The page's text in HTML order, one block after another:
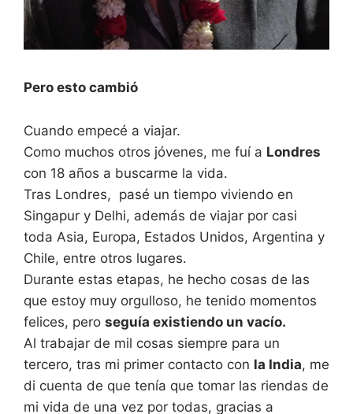
Pero esto cambió
Cuando empecé a viajar.
Como muchos otros jóvenes, me fuí a Londres
con 18 años a buscarme la vida.
Tras Londres, pasé un tiempo viviendo en
Singapur y Delhi, además de viajar por casi
toda Asia, Europa, Estados Unidos, Argentina y
Chile, entre otros lugares.
Durante estas etapas, he hecho cosas de las
que estoy muy orgulloso, he tenido momentos
felices, pero seguía existiendo un vacío.
Al trabajar de mil cosas siempre para un
tercero, tras mi primer contacto con la India, me
di cuenta de que tenía que tomar las riendas de
mi vida de una vez por todas, gracias a